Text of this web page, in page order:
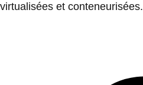
virtualisées et conteneurisées.